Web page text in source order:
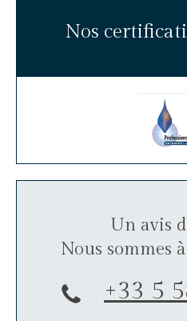
Nos
Un avis
Nous sommes
+33 5